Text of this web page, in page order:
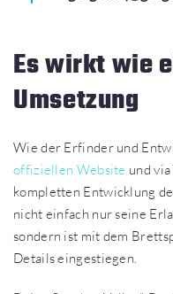
Es wirkt wie
Umsetzung
Wie der Erfinder und
offiziellen Website und
kompletten Entwicklung
nicht einfach nur seine
sondern ist mit dem
Details eingestiegen.